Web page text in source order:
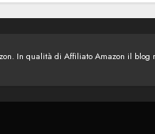
In qualità di Affiliato Amazon il